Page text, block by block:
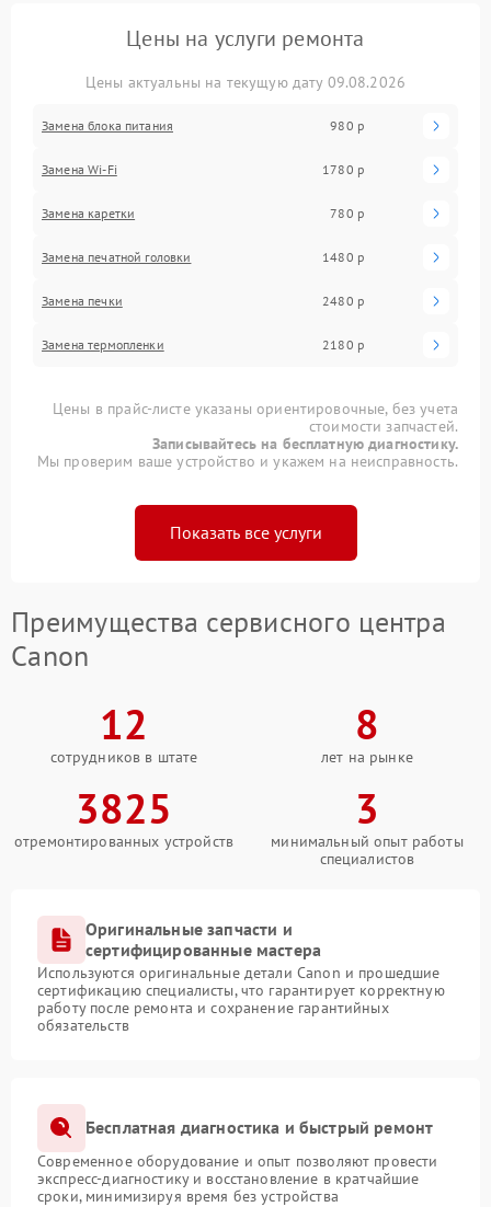
Цены на услуги ремонта
Цены актуальны на текущую дату 09.08.2026
Замена блока питания 980 р
Замена Wi-Fi 1780 р
Замена каретки 780 р
Замена печатной головки 1480 р
Замена печки 2480 р
Замена термопленки 2180 р
Цены в прайс-листе указаны ориентировочные, без учета
стоимости запчастей.
Записывайтесь на бесплатную диагностику.
Мы проверим ваше устройство и укажем на неисправность.
Показать все услуги
Преимущества сервисного центра
Canon
12
сотрудников в штате
8
лет на рынке
3825
отремонтированных устройств
3
минимальный опыт работы
специалистов
Оригинальные запчасти и
сертифицированные мастера
Используются оригинальные детали Canon и прошедшие
сертификацию специалисты, что гарантирует корректную
работу после ремонта и сохранение гарантийных
обязательств
Бесплатная диагностика и быстрый ремонт
Современное оборудование и опыт позволяют провести
экспресс-диагностику и восстановление в кратчайшие
сроки, минимизируя время без устройства